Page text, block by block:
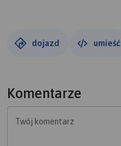
dojazd umieść
Komentarze
Twój komentarz